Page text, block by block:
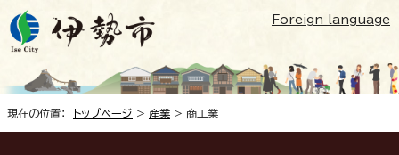
Foreign language
現在の位置： トップページ > 産業 > 商工業